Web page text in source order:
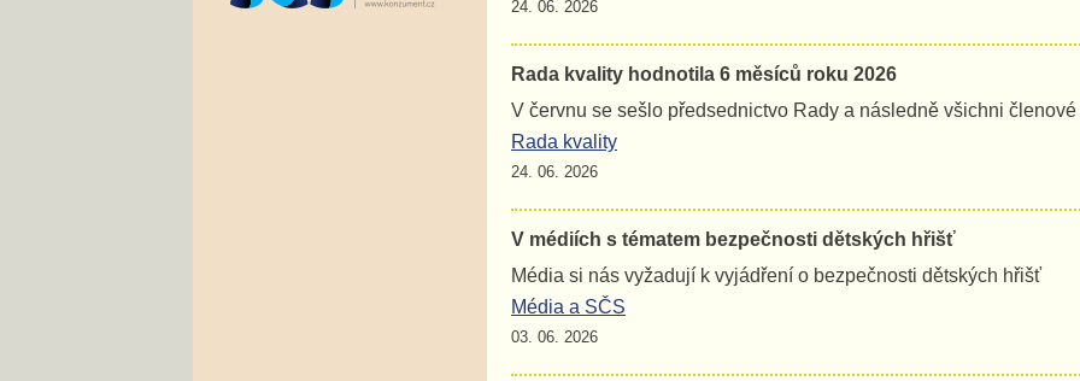
24. 06. 2026
Rada kvality hodnotila 6 měsíců roku 2026
V červnu se sešlo předsednictvo Rady a následně všichni
Rada kvality
24. 06. 2026
V médiích s tématem bezpečnosti dětských hřišť
Média si nás vyžadují k vyjádření o bezpečnosti dětských hřišť
Média a SČS
03. 06. 2026